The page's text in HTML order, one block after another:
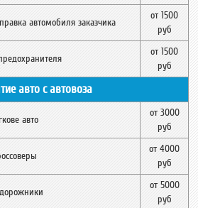
автомобиля заказчика
от 1500
руб
от 1500
руб
авто с автовоза
авто
от 3000
руб
от 4000
руб
от 5000
руб